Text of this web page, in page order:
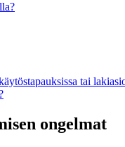
tai
ongelmat